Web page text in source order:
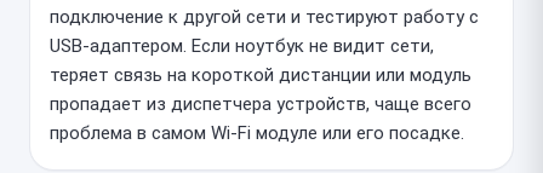
подключение к другой сети и тестируют работу с
USB-адаптером. Если ноутбук не видит сети,
теряет связь на короткой дистанции или модуль
пропадает из диспетчера устройств, чаще всего
проблема в самом Wi‑Fi модуле или его посадке.